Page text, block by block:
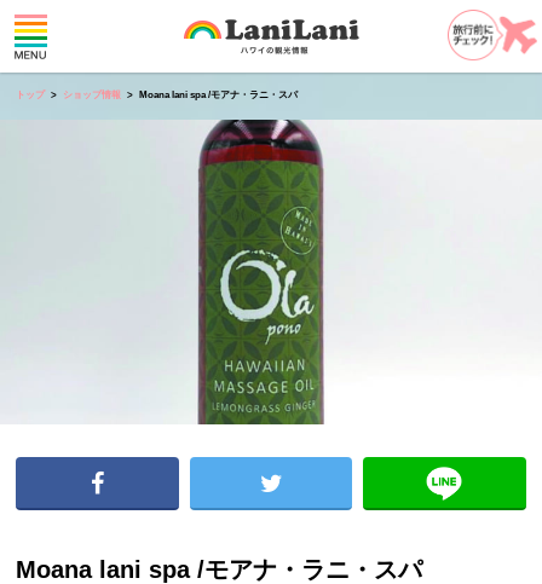
トップ ショップ情報 Moana lani spa /モアナ・ラニ・スパ
Moana lani spa /モアナ・ラニ・スパ